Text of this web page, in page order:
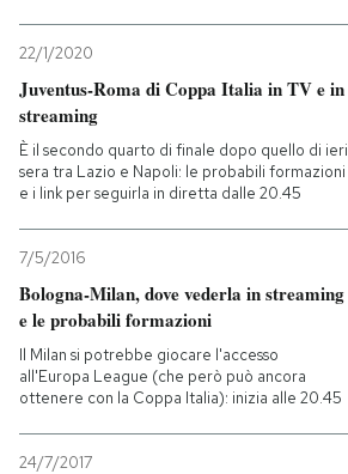
22/1/2020
Juventus-Roma di Coppa Italia in TV e in
streaming
È il secondo quarto di finale dopo quello di ieri
sera tra Lazio e Napoli: le probabili formazioni
e i link per seguirla in diretta dalle 20.45
7/5/2016
Bologna-Milan, dove vederla in streaming
e le probabili formazioni
Il Milan si potrebbe giocare l'accesso
all'Europa League (che però può ancora
ottenere con la Coppa Italia): inizia alle 20.45
24/7/2017